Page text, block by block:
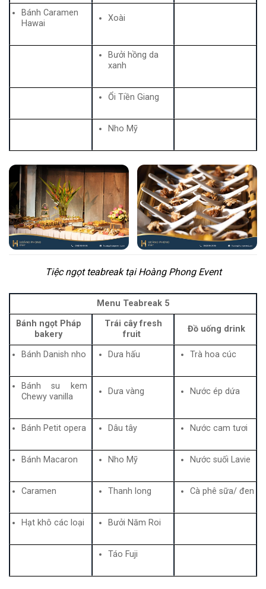
Bánh Caramen
Hawai
Xoài
Bưởi hồng da
xanh
Ổi Tiền Giang
Nho Mỹ
Tiệc ngọt teabreak tại Hoàng Phong Event
Menu Teabreak 5
Bánh ngọt Pháp
bakery
Trái cây fresh
fruit
Đồ uống drink
Bánh Danish nho Dưa hấu Trà hoa cúc
Bánh su kem
Chewy vanilla
Dưa vàng Nước ép dứa
Bánh Petit opera Dâu tây Nước cam tươi
Bánh Macaron Nho Mỹ Nước suối Lavie
Caramen Thanh long Cà phê sữa/ đen
Hạt khô các loại Bưởi Năm Roi
Táo Fuji